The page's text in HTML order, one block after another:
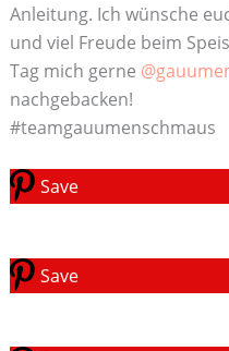
Anleitung. Ich wünsche
und viel Freude beim
Tag mich gerne
nachgebacken!
#teamgauumenschmaus
Save
Save